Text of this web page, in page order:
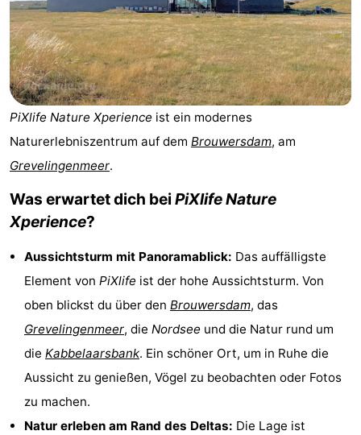
-
Port
Greve
-
Zeeuwse
Kust
Campingplätze
Ferienhäuser
Buitenheem
-
De
Oase
-
Duinoord
-
Ginsterveld
Julianahoeve
Livingstone
Port
PiXlife Nature Xperience ist ein modernes
Naturerlebniszentrum auf dem Brouwersdam, am
Grevelingenmeer.
Was erwartet dich bei PiXlife Nature
Xperience?
Aussichtsturm mit Panoramablick: Das auffälligste
Element von PiXlife ist der hohe Aussichtsturm. Von
oben blickst du über den Brouwersdam, das
Grevelingenmeer, die Nordsee und die Natur rund um
die Kabbelaarsbank. Ein schöner Ort, um in Ruhe die
Aussicht zu genießen, Vögel zu beobachten oder Fotos
zu machen.
Natur erleben am Rand des Deltas: Die Lage ist